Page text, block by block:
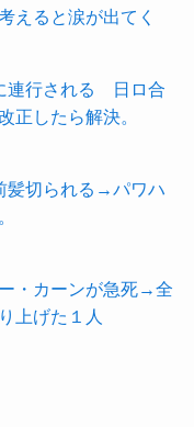
えると涙が出てく
連行される 日ロ合
正したら解決。
髪切られる→パワハ
・カーンが急死→全
上げた１人